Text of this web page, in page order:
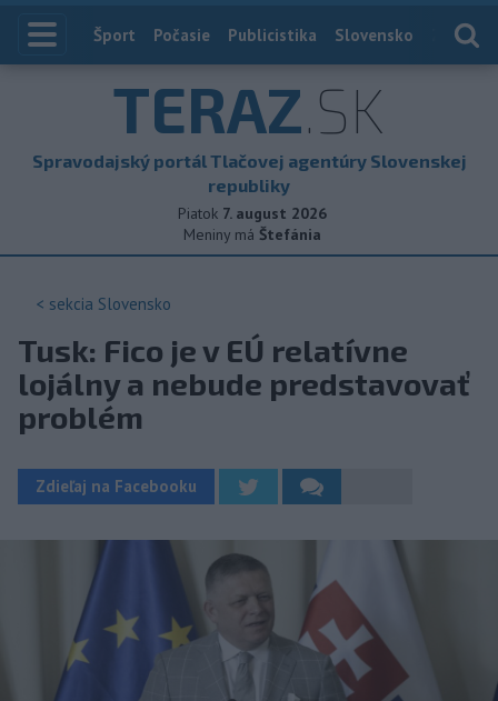
Index
Šport Počasie Publicistika Slovensko
TERAZ.SK
Spravodajský portál Tlačovej agentúry Slovenskej
republiky
Piatok 7. august 2026
Meniny má Štefánia
< sekcia Slovensko
Tusk: Fico je v EÚ relatívne
lojálny a nebude predstavovať
problém
Zdieľaj na Facebooku